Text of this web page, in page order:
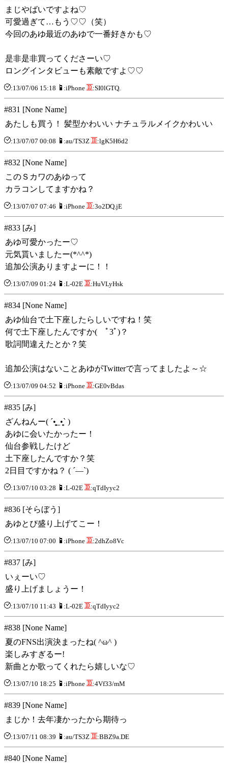
まじやばいですよね♡
可愛過ぎて…もう♡♡（笑）
今回のあゆ最近のあゆで一番好きかも♡
是非是非買ってくださーい♡
ロングインタビューも素敵ですよ♡♡
:13/07/06 15:18 :iPhone :SI0lGTQ.
#831 [None Name]
あたしも買う！ 髪型かわいい ナチュラルメイクかわいい
:13/07/07 00:08 :au/TS3Z :lgK5H6d2
#832 [None Name]
このＳカワのあゆって
カラコンしてますかね？
:13/07/07 07:46 :iPhone :3o2DQ.jE
#833 [み]
あゆ可愛かったー♡
元気貰いましたー(*^^*)
追加公演ありますよーに！！
:13/07/09 01:24 :L-02E :HuVLyHsk
#834 [None Name]
あゆ仙台で土下座したらしいですね！笑
何で土下座したんですか( ﾟ3ﾟ)？
歌詞間違えたとか？笑
追加公演はないことあゆがTwitterで言ってましたよ～☆
:13/07/09 04:52 :iPhone :GE0vBdas
#835 [み]
ざんねんー( ´•̥̥̥_•̥̥̥` )
あゆに会いたかったー！
仙台参戦したけど
土下座したんですか？笑
2日目ですかね？ ( ´―`)
:13/07/10 03:28 :L-02E :qTdIyyc2
#836 [そらぼう]
あゆとぴ盛り上げてこー！
:13/07/10 07:00 :iPhone :2dhZo8Vc
#837 [み]
いぇーい♡
盛り上げましょうー！
:13/07/10 11:43 :L-02E :qTdIyyc2
#838 [None Name]
夏のFNS出演決まったね( ^ω^ )
楽しみすぎるー!
新曲とか歌ってくれたら嬉しいな♡
:13/07/10 18:25 :iPhone :4Vf33/mM
#839 [None Name]
まじか！去年凄かったから期待っ
:13/07/11 08:39 :au/TS3Z :BBZ9a.DE
#840 [None Name]